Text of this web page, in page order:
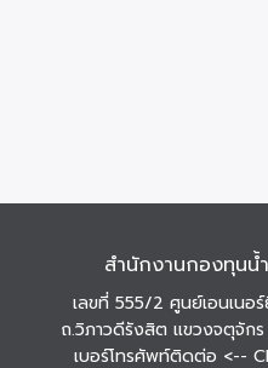
สำนักงานกองทุนน้
เลขที่ 555/2 ศูนย์เอนเนอ
ถ.วิภาวดีรังสิต แขวงจตุจัก
เบอร์โทรศัพท์ติดต่อ <--